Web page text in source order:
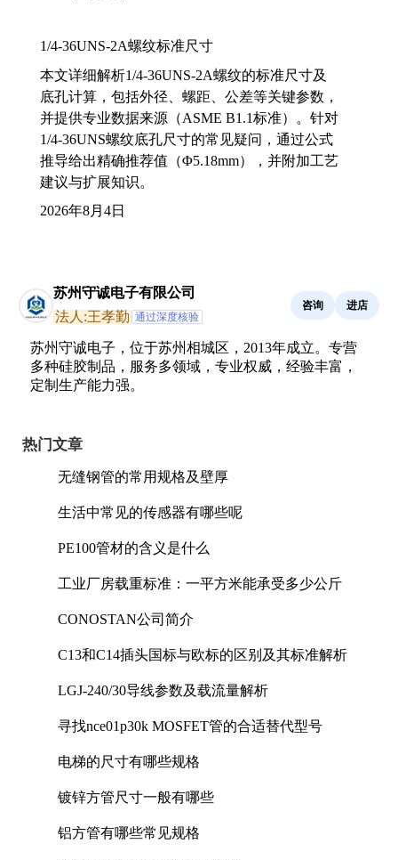
1/4-36UNS-2A螺纹标准尺寸
本文详细解析1/4-36UNS-2A螺纹的标准尺寸及
底孔计算，包括外径、螺距、公差等关键参数，
并提供专业数据来源（ASME B1.1标准）。针对
1/4-36UNS螺纹底孔尺寸的常见疑问，通过公式
推导给出精确推荐值（Φ5.18mm），并附加工艺
建议与扩展知识。
2026年8月4日
苏州守诚电子有限公司
法人:王孝勤 通过深度核验
咨询 进店
苏州守诚电子，位于苏州相城区，2013年成立。专营
多种硅胶制品，服务多领域，专业权威，经验丰富，
定制生产能力强。
热门文章
无缝钢管的常用规格及壁厚
生活中常见的传感器有哪些呢
PE100管材的含义是什么
工业厂房载重标准：一平方米能承受多少公斤
CONOSTAN公司简介
C13和C14插头国标与欧标的区别及其标准解析
LGJ-240/30导线参数及载流量解析
寻找nce01p30k MOSFET管的合适替代型号
电梯的尺寸有哪些规格
镀锌方管尺寸一般有哪些
铝方管有哪些常见规格